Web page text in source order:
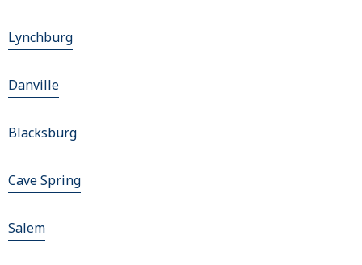
Lynchburg
Danville
Blacksburg
Cave Spring
Salem